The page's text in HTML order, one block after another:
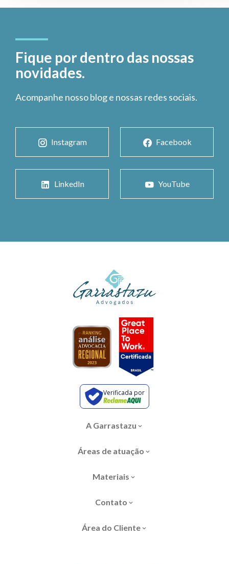
Fique por dentro das nossas
novidades.
Acompanhe nosso blog e nossas redes sociais.
Instagram Facebook
LinkedIn YouTube
Verificada por
A Garrastazu
Áreas de atuação
Materiais
Contato
Área do Cliente